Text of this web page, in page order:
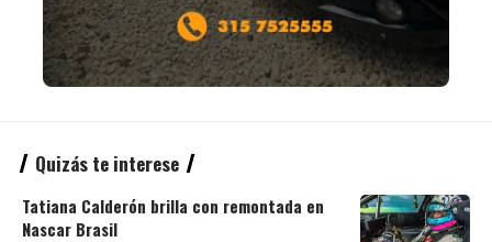
Quizás te interese
Tatiana Calderón brilla con remontada en
Nascar Brasil